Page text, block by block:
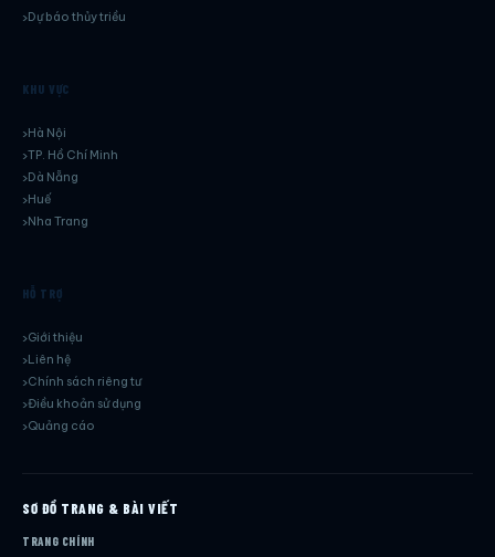
Dự báo thủy triều
KHU VỰC
Hà Nội
TP. Hồ Chí Minh
Dà Nẵng
Huế
Nha Trang
HỖ TRỢ
Giới thiệu
Liên hệ
Chính sách riêng tư
Điều khoản sử dụng
Quảng cáo
SƠ ĐỒ TRANG & BÀI VIẾT
TRANG CHÍNH